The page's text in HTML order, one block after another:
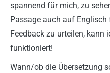
spannend für mich, zu
Passage auch auf
Feedback zu urteilen, kann
funktioniert!
Wann/ob die Übersetzung